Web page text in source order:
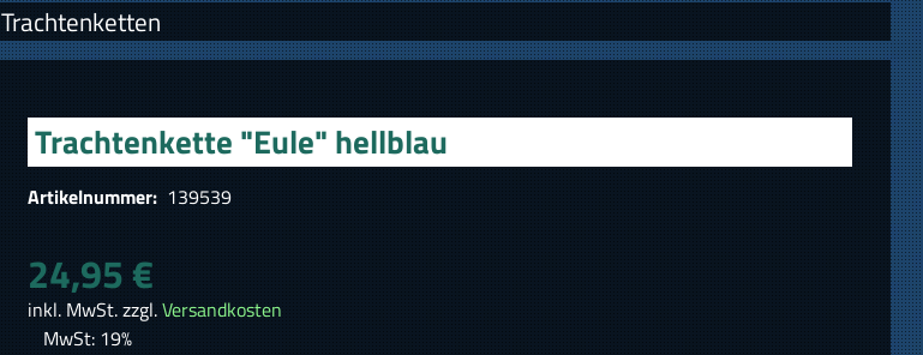
Trachtenketten
Trachtenkette "Eule" hellblau
Artikelnummer: 139539
24,95 €
inkl. MwSt. zzgl.Versandkosten
MwSt: 19%